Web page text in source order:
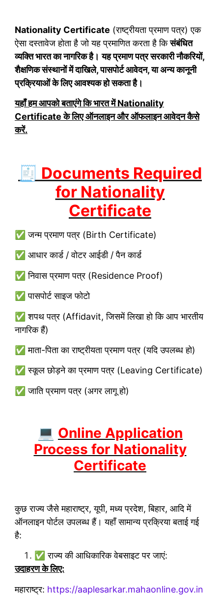
Nationality Certificate (राष्ट्रीयता प्रमाण पत्र) एक
ऐसा दस्तावेज होता है जो यह प्रमाणित करता है किसंबंधित
व्यक्ति भारत का नागरिक है। यह प्रमाण पत्र सरकारी नौकरियों,
शैक्षणिक संस्थानों में दाखिले, पासपोर्ट आवेदन, या अन्य कानूनी
प्रक्रियाओं के लिए आवश्यक हो सकता है।
यहाँ हम आपको बताएंगे कि भारत में Nationality
Certificate के लिए ऑनलाइन और ऑफलाइन आवेदन कैसे
करें.
🧾 Documents Required
for Nationality
Certificate
✅ जन्म प्रमाण पत्र (Birth Certificate)
✅ आधार कार्ड / वोटर आईडी / पैन कार्ड
✅ निवास प्रमाण पत्र (Residence Proof)
✅ पासपोर्ट साइज फोटो
✅ शपथ पत्र (Affidavit, जिसमें लिखा हो कि आप भारतीय
नागरिक हैं)
✅ माता-पिता का राष्ट्रीयता प्रमाण पत्र (यदि उपलब्ध हो)
✅ स्कूल छोड़ने का प्रमाण पत्र (Leaving Certificate)
✅ जाति प्रमाण पत्र (अगर लागू हो)
💻 Online Application
Process for Nationality
Certificate
कुछ राज्य जैसे महाराष्ट्र, यूपी, मध्य प्रदेश, बिहार, आदि में
ऑनलाइन पोर्टल उपलब्ध हैं। यहाँ सामान्य प्रक्रिया बताई गई
है:
✅ राज्य की आधिकारिक वेबसाइट पर जाएं:
उदाहरण के लिए:
महाराष्ट्र: https://aaplesarkar.mahaonline.gov.in